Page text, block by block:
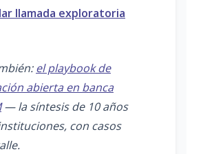
llamada exploratoria
el playbook de
abierta en banca
— la síntesis de 10 años
con casos